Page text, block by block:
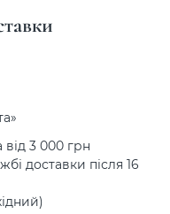
3 000 грн
доставки після 16